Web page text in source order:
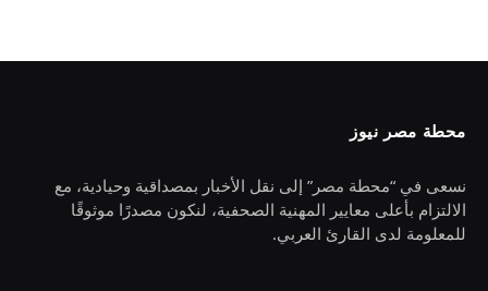
محطة مصر نيوز
نسعى في “محطة مصر” إلى نقل الأخبار بمصداقية وحيادية، مع
الالتزام بأعلى معايير المهنية الصحفية، لنكون مصدرًا موثوقًا
للمعلومة لدى القارئ العربي.